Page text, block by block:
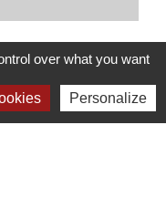
over what you want
Personalize